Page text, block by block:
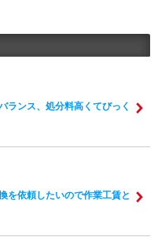
ランス、処分料高くてびっく
を依頼したいので作業工賃と